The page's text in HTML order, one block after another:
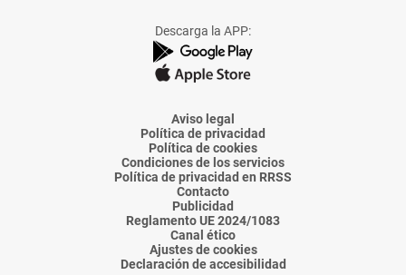
de
La
Voz
Almería
de
La
Voz
Almería
de
La
Voz
Almería
de
La
Voz
Almería
de
La
Voz
Descarga la APP:
Aviso legal
Política de privacidad
Política de cookies
Condiciones de los servicios
Política de privacidad en RRSS
Contacto
Publicidad
Reglamento UE 2024/1083
Canal ético
Ajustes de cookies
Declaración de accesibilidad